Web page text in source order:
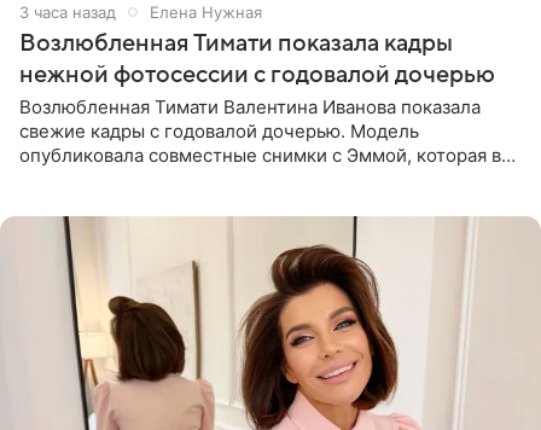
3 часа назад Елена Нужная
Возлюбленная Тимати показала кадры
нежной фотосессии с годовалой дочерью
Возлюбленная Тимати Валентина Иванова показала
свежие кадры с годовалой дочерью. Модель
опубликовала совместные снимки с Эммой, которая в